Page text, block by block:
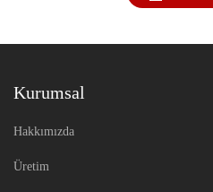
Kurumsal
Hakkımızda
Üretim